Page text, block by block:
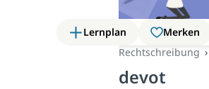
Lernplan Merken
Rechtschreibung
devot